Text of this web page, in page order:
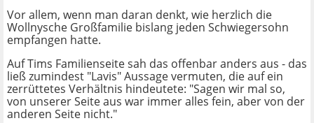
Vor allem, wenn man daran denkt, wie herzlich die
Wollnysche Großfamilie bislang jeden Schwiegersohn
empfangen hatte.
Auf Tims Familienseite sah das offenbar anders aus - das
ließ zumindest "Lavis" Aussage vermuten, die auf ein
zerrüttetes Verhältnis hindeutete: "Sagen wir mal so,
von unserer Seite aus war immer alles fein, aber von der
anderen Seite nicht."